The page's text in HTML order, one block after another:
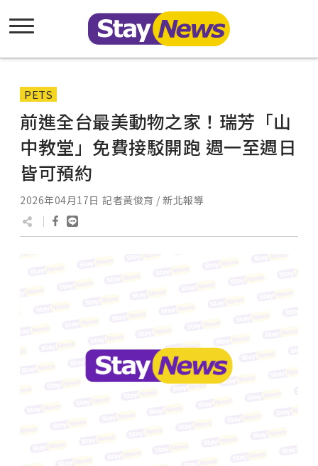
PETS
前進全台最美動物之家！瑞芳「山
中教堂」免費接駁開跑 週一至週日
皆可預約
2026年04月17日 記者黃俊育 / 新北報導